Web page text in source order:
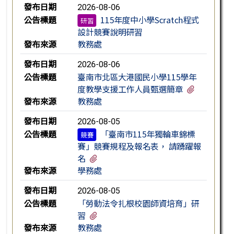
發布日期
2026-08-06
公告標題 研習
115年度中小學Scratch程式
設計競賽說明研習
發布來源
教務處
發布日期
2026-08-06
公告標題
臺南市北區大港國民小學115學年
度教學支援工作人員甄選簡章
發布來源
教務處
發布日期
2026-08-05
公告標題 競賽
「臺南市115年獨輪車錦標
賽」競賽規程及報名表， 請踴躍報
名
發布來源
學務處
發布日期
2026-08-05
公告標題
「勞動法令扎根校園師資培育」研
習
發布來源
教務處